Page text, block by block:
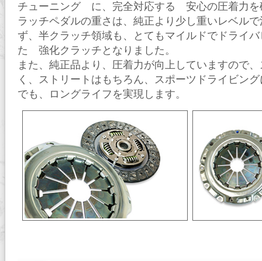
チューニング に、完全対応する 安心の圧着力を
ラッチペダルの重さは、純正より少し重いレベル
ず、半クラッチ領域も、とてもマイルドでドライ
た 強化クラッチとなりました。
また、純正品より、圧着力が向上していますので
く、ストリートはもちろん、スポーツドライビン
でも、ロングライフを実現します。